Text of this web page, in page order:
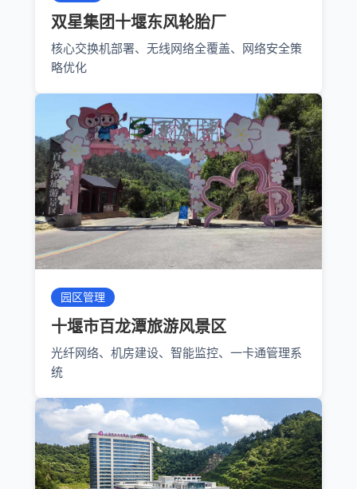
双星集团十堰东风轮胎厂
核心交换机部署、无线网络全覆盖、网络安全策
略优化
园区管理
十堰市百龙潭旅游风景区
光纤网络、机房建设、智能监控、一卡通管理系
统